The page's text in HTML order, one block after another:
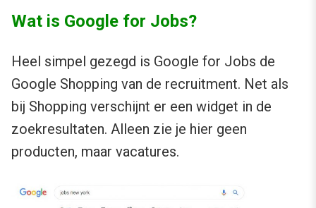
Wat is Google for Jobs?
Heel simpel gezegd is Google for Jobs de
Google Shopping van de recruitment. Net als
bij Shopping verschijnt er een widget in de
zoekresultaten. Alleen zie je hier geen
producten, maar vacatures.